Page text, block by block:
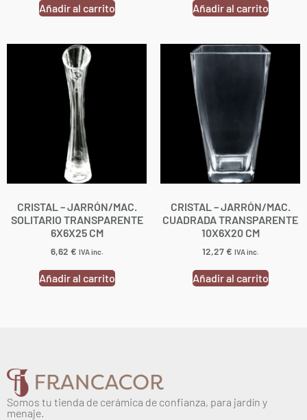
Añadir al carrito Añadir al carrito
CRISTAL – JARRÓN/MAC.
SOLITARIO TRANSPARENTE
6X6X25 CM
6,62 € IVA inc.
Añadir al carrito
CRISTAL – JARRÓN/MAC.
CUADRADA TRANSPARENTE
10X6X20 CM
12,27€ IVA inc.
Añadir al carrito
Somos tu tienda de cerámica de confianza, para jardín y
menaje.